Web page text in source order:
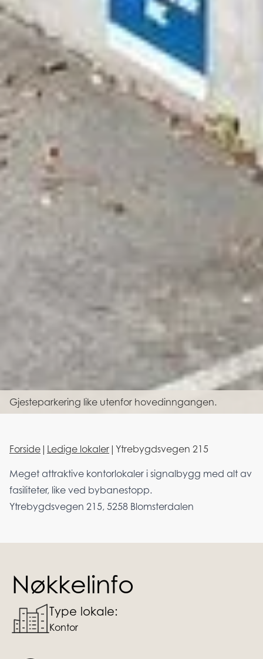
Gjesteparkering like utenfor hovedinngangen.
Forside | Ledige lokaler | Ytrebygdsvegen 215
Meget attraktive kontorlokaler i signalbygg med alt av
fasiliteter, like ved bybanestopp.
Ytrebygdsvegen 215, 5258 Blomsterdalen
Nøkkelinfo
Type lokale:
Kontor